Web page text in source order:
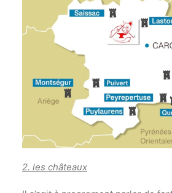
2. les châteaux